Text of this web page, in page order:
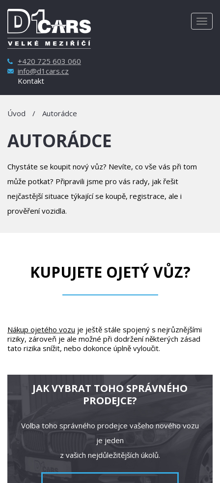
+420 725 603 060
info@d1cars.cz
Kontakt
Úvod / Autorádce
AUTORÁDCE
Chystáte se koupit nový vůz? Nevíte, co vše vás při tom
může potkat? Připravili jsme pro vás rady, jak řešit
nejčastější situace týkající se koupě, registrace, ale i
prověření vozidla.
KUPUJETE OJETÝ VŮZ?
Nákup ojetého vozu je ještě stále spojený s nejrůznějšími
riziky, zároveň je ale možné při dodržení některých zásad
tato rizika snížit, nebo dokonce úplně vyloučit.
JAK VYBRAT TOHO SPRÁVNÉHO
PRODEJCE?
Volba toho správného prodejce vašeho nového vozu
je jeden
z vašich nejdůležitějších úkolů.